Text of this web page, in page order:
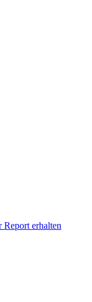
Report erhalten